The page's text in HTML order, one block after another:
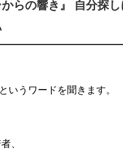
らの響き』 自分探
いうワードを聞きます。
、